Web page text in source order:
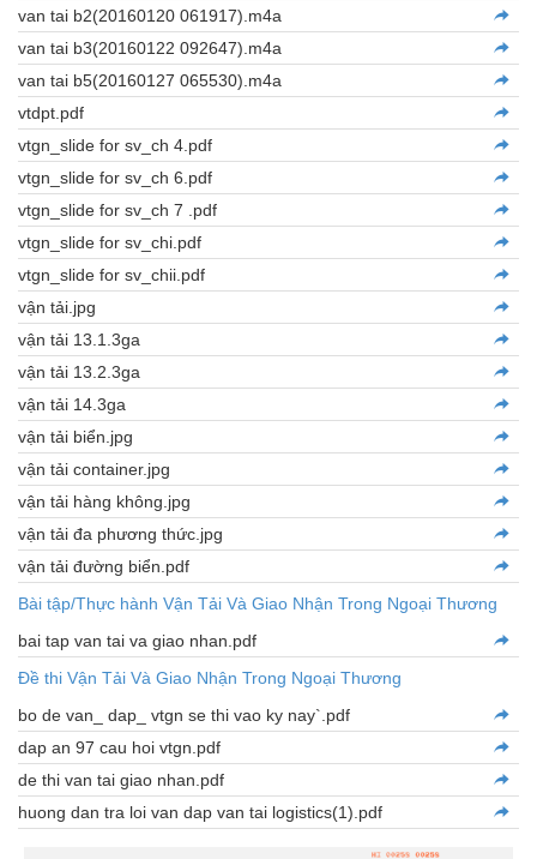
van tai b2(20160120 061917).m4a
van tai b3(20160122 092647).m4a
van tai b5(20160127 065530).m4a
vtdpt.pdf
vtgn_slide for sv_ch 4.pdf
vtgn_slide for sv_ch 6.pdf
vtgn_slide for sv_ch 7 .pdf
vtgn_slide for sv_chi.pdf
vtgn_slide for sv_chii.pdf
vận tải.jpg
vận tải 13.1.3ga
vận tải 13.2.3ga
vận tải 14.3ga
vận tải biển.jpg
vận tải container.jpg
vận tải hàng không.jpg
vận tải đa phương thức.jpg
vận tải đường biển.pdf
Bài tập/Thực hành Vận Tải Và Giao Nhận Trong Ngoại Thương
bai tap van tai va giao nhan.pdf
Đề thi Vận Tải Và Giao Nhận Trong Ngoại Thương
bo de van_ dap_ vtgn se thi vao ky nay`.pdf
dap an 97 cau hoi vtgn.pdf
de thi van tai giao nhan.pdf
huong dan tra loi van dap van tai logistics(1).pdf